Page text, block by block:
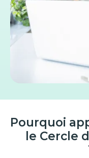
Pourquoi
le Cercle